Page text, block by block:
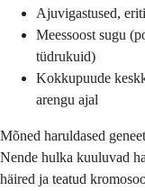
Ajuvigastused,
Meessoost sugu
tüdrukuid)
Kokkupuude
arengu ajal
Mõned haruldased
Nende hulka kuuluvad
häired ja teatud